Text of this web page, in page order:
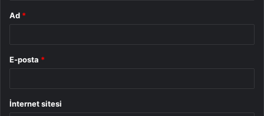
Ad *
E-posta *
İnternet sitesi